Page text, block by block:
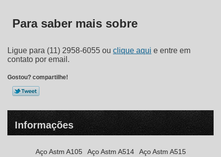
Para saber mais sobre
Ligue para (11) 2958-6055 ou clique aqui e entre em
contato por email.
Gostou? compartilhe!
Informações
Aço Astm A105 Aço Astm A514
Aço Astm A515